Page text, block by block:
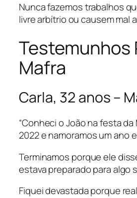
Nunca fazemos trabalhos
livre arbítrio ou causem mal
Testemunhos
Mafra
Carla, 32 anos –
“Conheci o João na festa da
2022 e namoramos um ano
Terminamos porque ele
estava preparado para algo
Fiquei devastada porque